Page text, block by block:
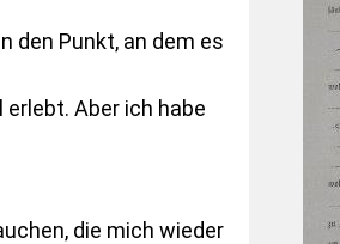
den Punkt, an dem es
Aber ich habe
die mich wieder